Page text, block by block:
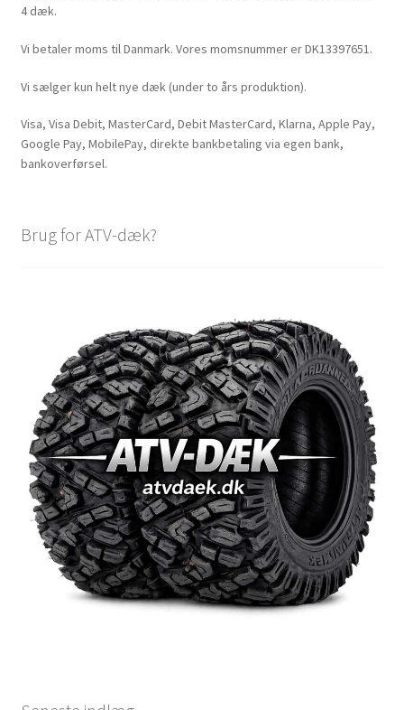
4 dæk.
Vi betaler moms til Danmark. Vores momsnummer er DK13397651.
Vi sælger kun helt nye dæk (under to års produktion).
Visa, Visa Debit, MasterCard, Debit MasterCard, Klarna, Apple Pay,
Google Pay, MobilePay, direkte bankbetaling via egen bank,
bankoverførsel.
Brug for ATV-dæk?